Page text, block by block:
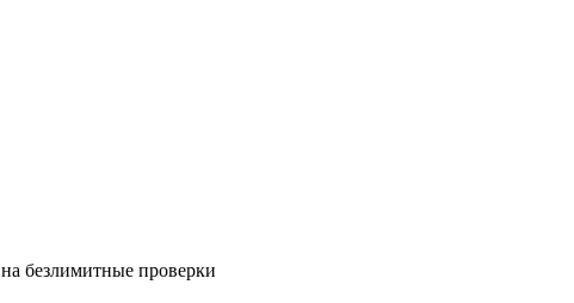
на безлимитные проверки